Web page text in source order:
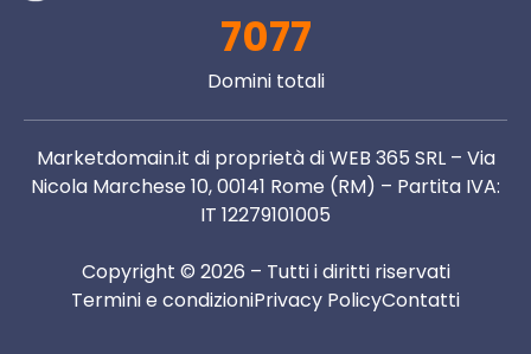
7077
Domini totali
Marketdomain.it di proprietà di WEB 365 SRL – Via
Nicola Marchese 10, 00141 Rome (RM) – Partita IVA:
IT 12279101005
Copyright © 2026 – Tutti i diritti riservati
Termini e condizioniPrivacy PolicyContatti